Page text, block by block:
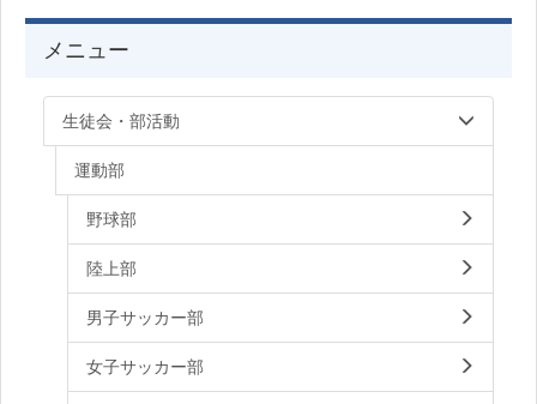
メニュー
生徒会・部活動
運動部
野球部
陸上部
男子サッカー部
女子サッカー部